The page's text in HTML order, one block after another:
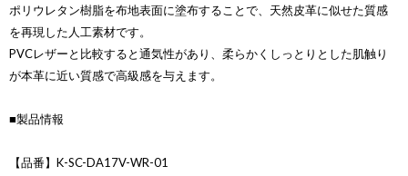
ポリウレタン樹脂を布地表面に塗布することで、天然皮革に似せた質感
を再現した人工素材です。
PVCレザーと比較すると通気性があり、柔らかくしっとりとした肌触り
が本革に近い質感で高級感を与えます。
■製品情報
【品番】K-SC-DA17V-WR-01